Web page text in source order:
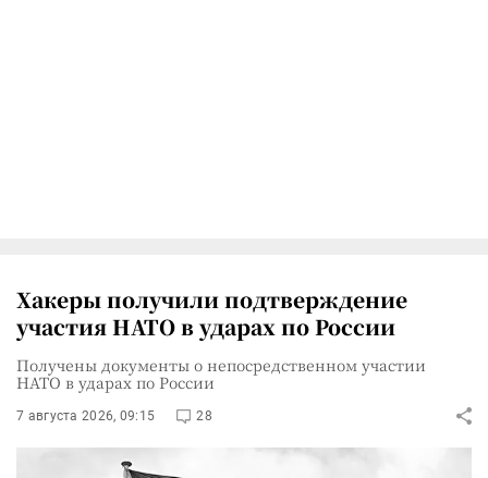
Хакеры получили подтверждение
участия НАТО в ударах по России
Получены документы о непосредственном участии
НАТО в ударах по России
7 августа 2026, 09:15 28